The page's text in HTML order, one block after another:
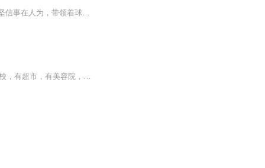
篮球杯即将开赛，羊村篮球队在其他族群的嘲讽中顽强诞生。面对实力强劲的对手，喜羊羊坚信事在人为，带领着球队在前辈烈羊羊的指导下不断提升球技。另一边一直为狼族球队效力，与小羊约好冲进决赛的灰太狼却因为一个阴谋被迫退出狼队。羊狼们组建了第一支...
羊历3131年，青青草原上，羊羊族群已经十分兴旺发达。在羊羊一族里面已经有小镇，有学校，有超市，有美容院，所有羊羊族群的羊都幸福快乐地生活。可是，在对岸的森林里，灰太狼带着他的妻子红太狼却对着一群群的肥羊咽着口沫，红太狼看到了羊群，知道丈夫...